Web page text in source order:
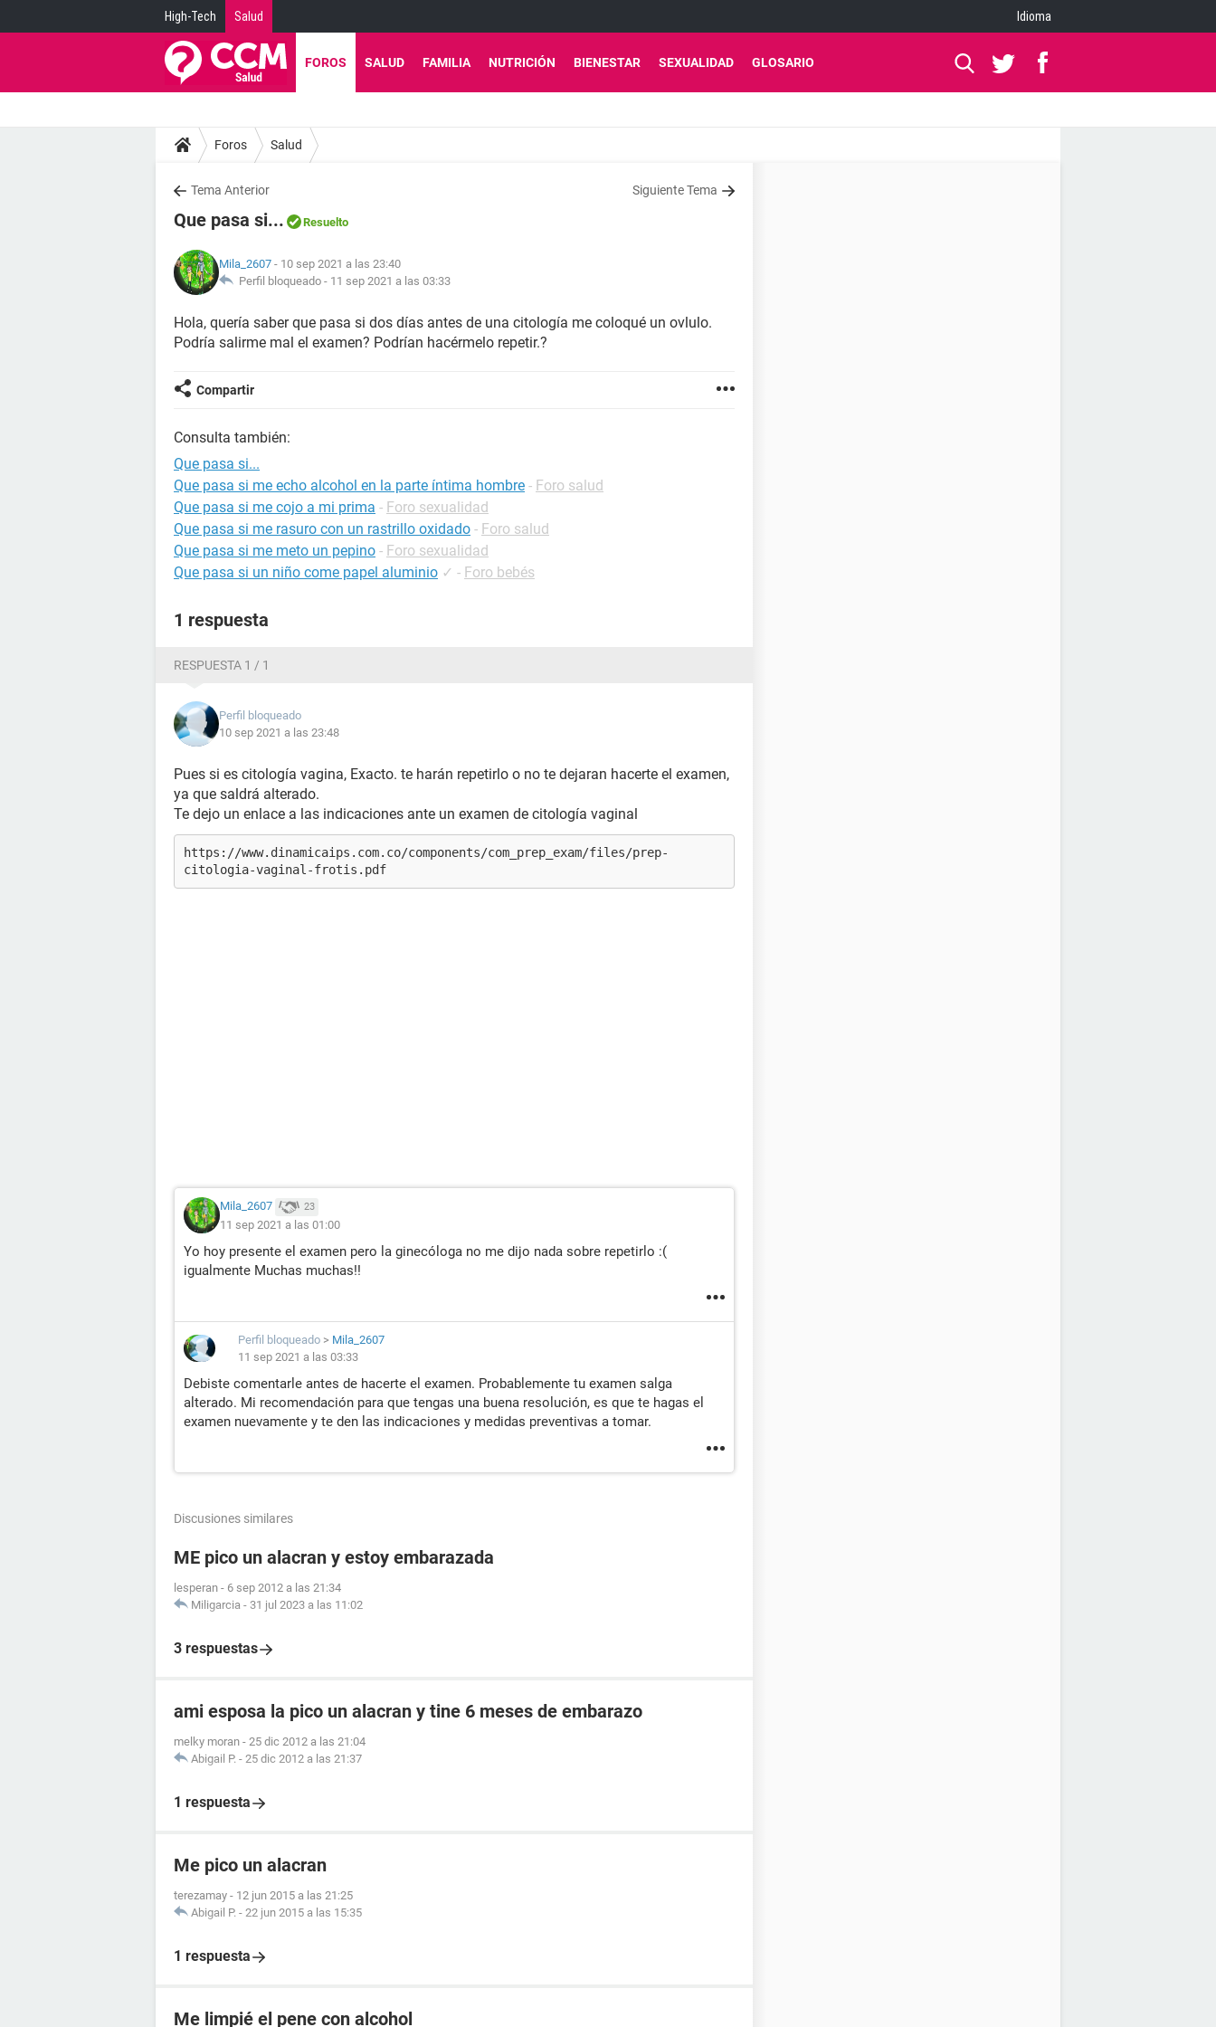
High-Tech Salud Idioma
FOROS SALUD FAMILIA NUTRICIÓN BIENESTAR SEXUALIDAD GLOSARIO
Foros Salud
Tema Anterior Siguiente Tema
Que pasa si... Resuelto
Mila_2607 - 10 sep 2021 a las 23:40
Perfil bloqueado - 11 sep 2021 a las 03:33
Hola, quería saber que pasa si dos días antes de una citología me coloqué un ovlulo.
Podría salirme mal el examen? Podrían hacérmelo repetir.?
Compartir
Consulta también:
Que pasa si...
Que pasa si me echo alcohol en la parte íntima hombre - Foro salud
Que pasa si me cojo a mi prima - Foro sexualidad
Que pasa si me rasuro con un rastrillo oxidado - Foro salud
Que pasa si me meto un pepino - Foro sexualidad
Que pasa si un niño come papel aluminio ✓ - Foro bebés
1 respuesta
RESPUESTA 1 / 1
Perfil bloqueado
10 sep 2021 a las 23:48
Pues si es citología vagina, Exacto. te harán repetirlo o no te dejaran hacerte el examen,
ya que saldrá alterado.
Te dejo un enlace a las indicaciones ante un examen de citología vaginal
https://www.dinamicaips.com.co/components/com_prep_exam/files/prep-
citologia-vaginal-frotis.pdf
Mila_2607 23
11 sep 2021 a las 01:00
Yo hoy presente el examen pero la ginecóloga no me dijo nada sobre repetirlo :(
igualmente Muchas muchas!!
Perfil bloqueado > Mila_2607
11 sep 2021 a las 03:33
Debiste comentarle antes de hacerte el examen. Probablemente tu examen salga
alterado. Mi recomendación para que tengas una buena resolución, es que te hagas el
examen nuevamente y te den las indicaciones y medidas preventivas a tomar.
Discusiones similares
ME pico un alacran y estoy embarazada
lesperan - 6 sep 2012 a las 21:34
Miligarcia - 31 jul 2023 a las 11:02
3 respuestas
ami esposa la pico un alacran y tine 6 meses de embarazo
melky moran - 25 dic 2012 a las 21:04
Abigail P. - 25 dic 2012 a las 21:37
1 respuesta
Me pico un alacran
terezamay - 12 jun 2015 a las 21:25
Abigail P. - 22 jun 2015 a las 15:35
1 respuesta
Me limpié el pene con alcohol